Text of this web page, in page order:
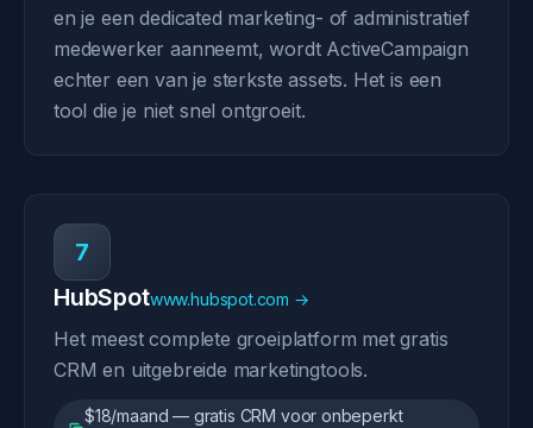
en je een dedicated marketing- of administratief
medewerker aanneemt, wordt ActiveCampaign
echter een van je sterkste assets. Het is een
tool die je niet snel ontgroeit.
7
HubSpotwww.hubspot.com →
Het meest complete groeiplatform met gratis
CRM en uitgebreide marketingtools.
$18/maand — gratis CRM voor onbeperkt